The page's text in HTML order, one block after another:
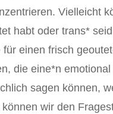
Vielleicht
habt oder trans*
einen frisch
die eine*n
sagen können,
wir den